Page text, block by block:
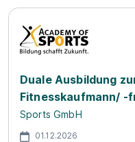
Duale Ausbildung
Fitnesskaufmann/ -
Sports GmbH
01.12.2026